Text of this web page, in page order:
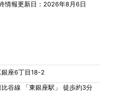
情報更新⽇：2026年8月6日
座6丁目18-2
谷線 「東銀座駅」 徒歩約3分